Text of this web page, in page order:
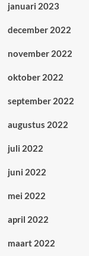
januari 2023
december 2022
november 2022
oktober 2022
september 2022
augustus 2022
juli 2022
juni 2022
mei 2022
april 2022
maart 2022